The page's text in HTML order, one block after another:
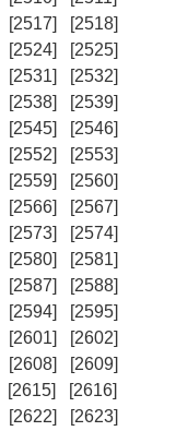
[2517]
[2518]
[2524]
[2525]
[2531]
[2532]
[2538]
[2539]
[2545]
[2546]
[2552]
[2553]
[2559]
[2560]
[2566]
[2567]
[2573]
[2574]
[2580]
[2581]
[2587]
[2588]
[2594]
[2595]
[2601]
[2602]
[2608]
[2609]
[2615]
[2616]
[2622]
[2623]